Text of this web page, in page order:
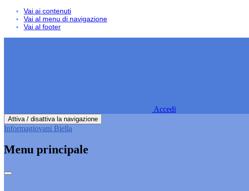
Vai ai contenuti
Vai al menu di navigazione
Vai al footer
Accedi
Attiva / disattiva la navigazione
Informagiovani Biella
Menu principale